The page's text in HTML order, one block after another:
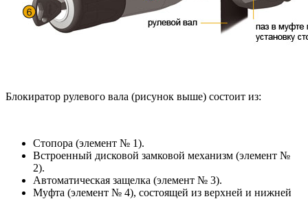
Блокиратор рулевого вала (рисунок выше) состоит из:
Стопора (элемент № 1).
Встроенный дисковой замковой механизм (элемент №
2).
Автоматическая защелка (элемент № 3).
Муфта (элемент № 4), состоящей из верхней и нижней